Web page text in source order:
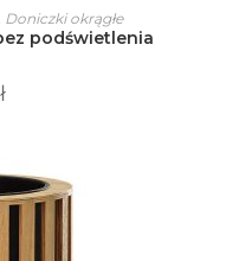
Doniczki okrągłe
podświetlenia